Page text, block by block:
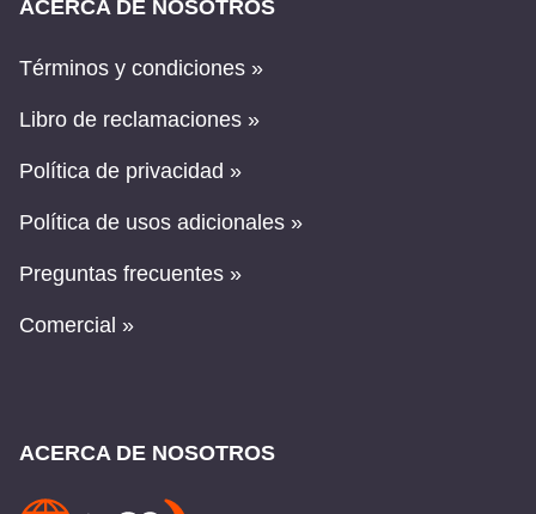
ACERCA DE NOSOTROS
Términos y condiciones »
Libro de reclamaciones »
Política de privacidad »
Política de usos adicionales »
Preguntas frecuentes »
Comercial »
ACERCA DE NOSOTROS